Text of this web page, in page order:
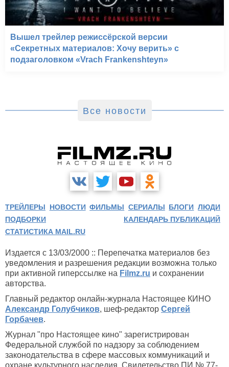
Вышел трейлер режиссёрской версии
«Секретных материалов: Хочу верить» с
подзаголовком «Vrach Frankenshteyn»
Все новости
ТРЕЙЛЕРЫ НОВОСТИ ФИЛЬМЫ СЕРИАЛЫ БЛОГИ ЛЮДИ
ПОДБОРКИ
КАЛЕНДАРЬ ПУБЛИКАЦИЙ
СТАТИСТИКА MAIL.RU
Издается с 13/03/2000 :: Перепечатка материалов без
уведомления и разрешения редакции возможна только
при активной гиперссылке на Filmz.ru и сохранении
авторства.
Главный редактор онлайн-журнала Настоящее КИНО
Александр Голубчиков, шеф-редактор Сергей
Горбачев.
Журнал "про Настоящее кино" зарегистрирован
Федеральной службой по надзору за соблюдением
законодательства в сфере массовых коммуникаций и